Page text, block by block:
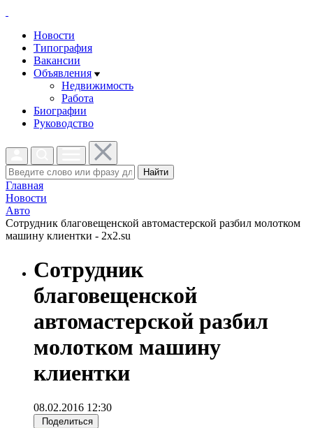
Новости
Типография
Вакансии
Объявления
Недвижимость
Работа
Биографии
Руководство
Найти
Главная
Новости
Авто
Сотрудник благовещенской автомастерской разбил молотком
машину клиентки - 2x2.su
Сотрудник
благовещенской
автомастерской разбил
молотком машину
клиентки
08.02.2016 12:30
Поделиться